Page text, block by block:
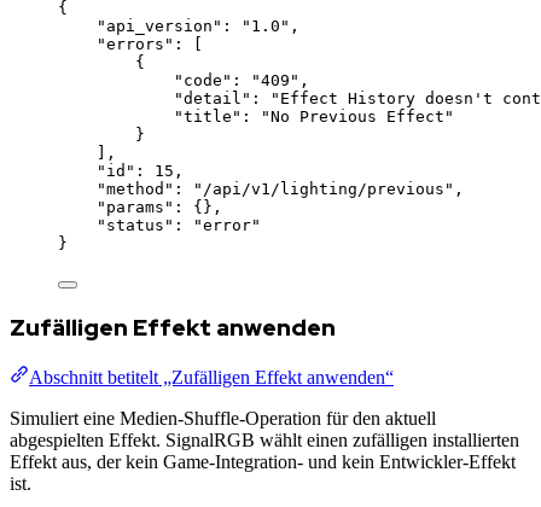
{
"api_version" : " 1.0 " ,
"errors" : [
{
"code" : "409 " ,
"detail" : " Effect History doesn't
"title" : "No Previous Effect "
}
],
"id" : 15 ,
"method" : " /api/v1/lighting/previous " ,
"params" : {},
"status" : "error"
}
Zufälligen Effekt anwenden
Abschnitt betitelt „Zufälligen Effekt anwenden“
Simuliert eine Medien-Shuffle-Operation für den aktuell
abgespielten Effekt. SignalRGB wählt einen zufälligen installierten
Effekt aus, der kein Game-Integration- und kein Entwickler-Effekt
ist.